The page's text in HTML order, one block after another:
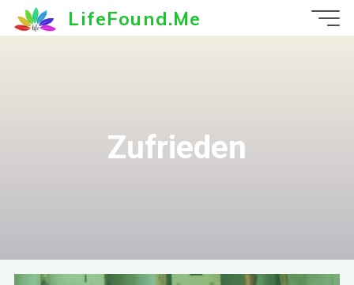
Zum
Inhalt
LifeFound.Me
Zufrieden